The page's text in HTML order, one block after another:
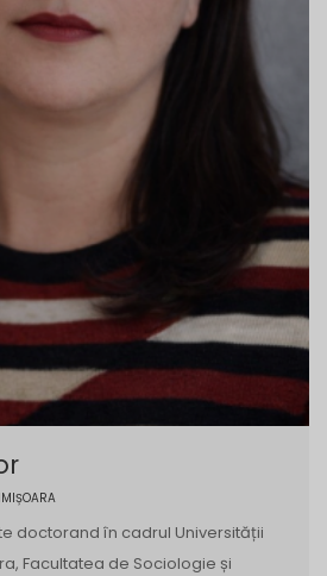
doctorand în cadrul Universității
Facultatea de Sociologie și